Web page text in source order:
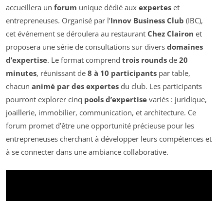
accueillera un forum unique dédié aux expertes et
entrepreneuses. Organisé par l’Innov Business Club (IBC),
cet événement se déroulera au restaurant Chez Clairon et
proposera une série de consultations sur divers domaines
d’expertise. Le format comprend trois rounds de 20
minutes, réunissant de 8 à 10 participants par table,
chacun animé par des expertes du club. Les participants
pourront explorer cinq pools d’expertise variés : juridique,
joaillerie, immobilier, communication, et architecture. Ce
forum promet d’être une opportunité précieuse pour les
entrepreneuses cherchant à développer leurs compétences et
à se connecter dans une ambiance collaborative.